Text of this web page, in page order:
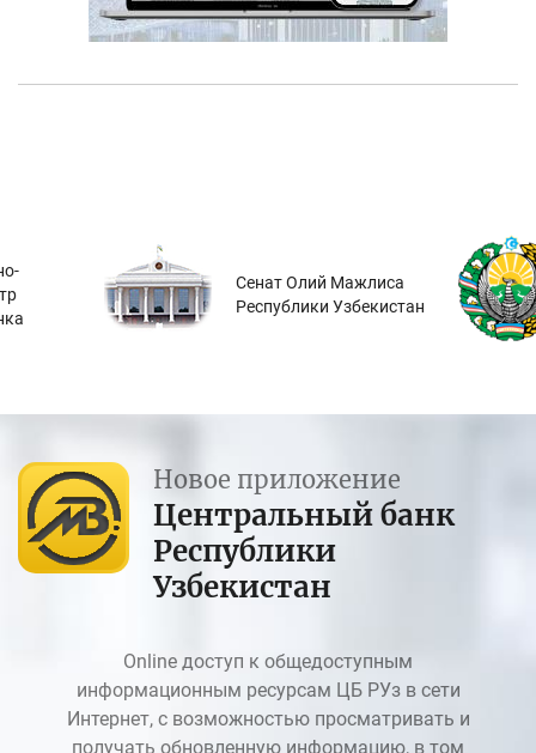
Сенат Олий Мажлиса
Республики Узбекистан
Новое приложение
Центральный банк
Республики
Узбекистан
Online доступ к общедоступным
информационным ресурсам ЦБ РУз в сети
Интернет, с возможностью просматривать и
получать обновленную информацию, в том